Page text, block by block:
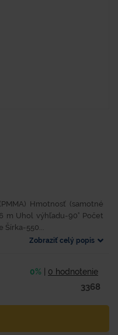
Hmotnosť (samotné
m Uhol výhľadu-90° Počet
Šírka-550...
Zobraziť celý popis
0% 0 hodnotenie
3368